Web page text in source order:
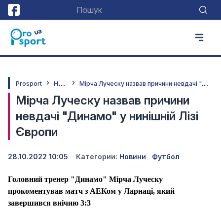
Prosport Н
овини М
ірча Луческу назвав причини невдачі "Динамо" у нинішній Лізі Європи
Мірча Луческу назвав причини
невдачі "Динамо" у нинішній Лізі
Європи
28.10.2022 10:05 Категории: Новини Футбол
Головний тренер "Динамо" Мірча Луческу
прокоментував матч з АЕКом у Ларнаці, який
завершився внічию 3:3